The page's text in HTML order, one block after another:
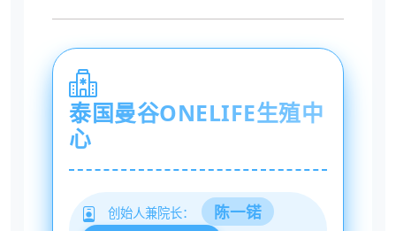
泰国曼谷ONELIFE生殖中
心
创始人兼院长： 陈一锘